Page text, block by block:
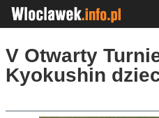
V Otwarty
Kyokushin